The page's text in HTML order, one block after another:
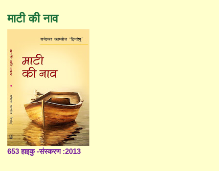
माटी की नाव
653 हाइकु -संस्करण :2013